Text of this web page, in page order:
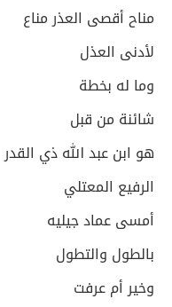
مناح أقصى العذر مناع
لأدنى العذل
وما له بخطة
شائنة من قبل
هو ابن عبد الله ذي القدر
الرفيع المعتلي
أمسى عماد جيليه
بالطول والتطول
وخير أم عرفت